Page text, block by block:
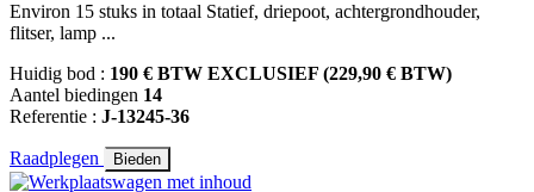
Environ 15 stuks in totaal Statief, driepoot, achtergrondhouder,
flitser, lamp ...
Huidig bod : 190 € BTW EXCLUSIEF (229,90 € BTW)
Aantel biedingen 14
Referentie : J-13245-36
Raadplegen Bieden